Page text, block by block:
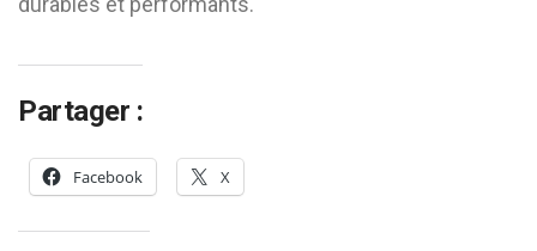
Partager :
Facebook X